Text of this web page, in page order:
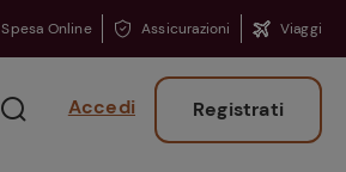
Spesa Online Assicurazioni Viaggi
Accedi Registrati